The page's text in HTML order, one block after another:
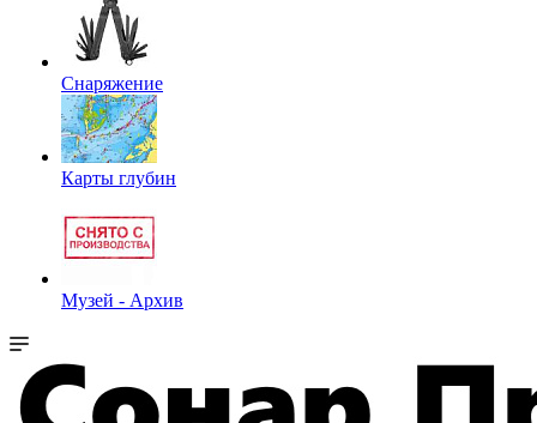
Снаряжение
Карты глубин
Музей - Архив